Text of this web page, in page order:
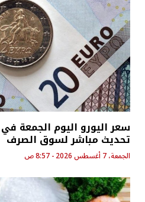
سعر اليورو اليوم الجمعة
تحديث مباشر لسوق الصرف
الجمعة، 7 أغسطس 2026 - 8:57 ص